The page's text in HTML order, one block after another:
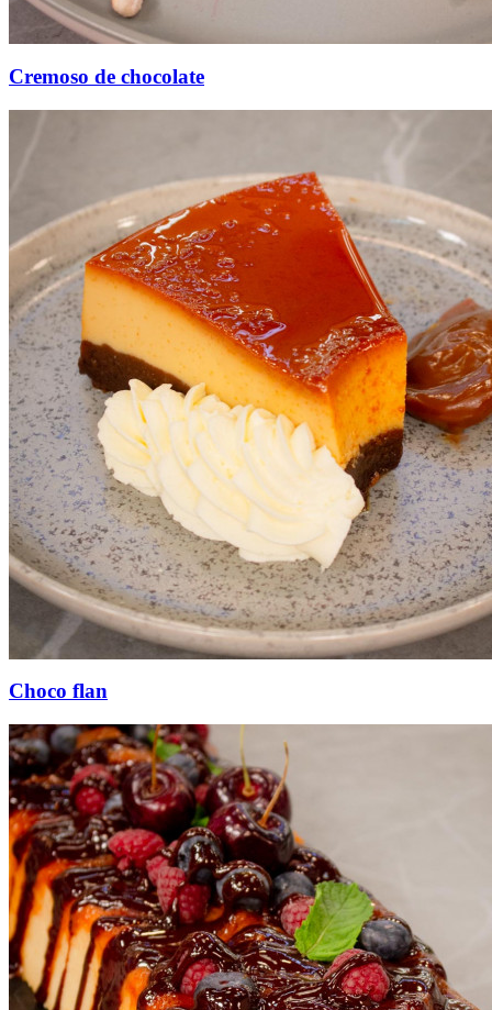
Cremoso de chocolate
Choco flan